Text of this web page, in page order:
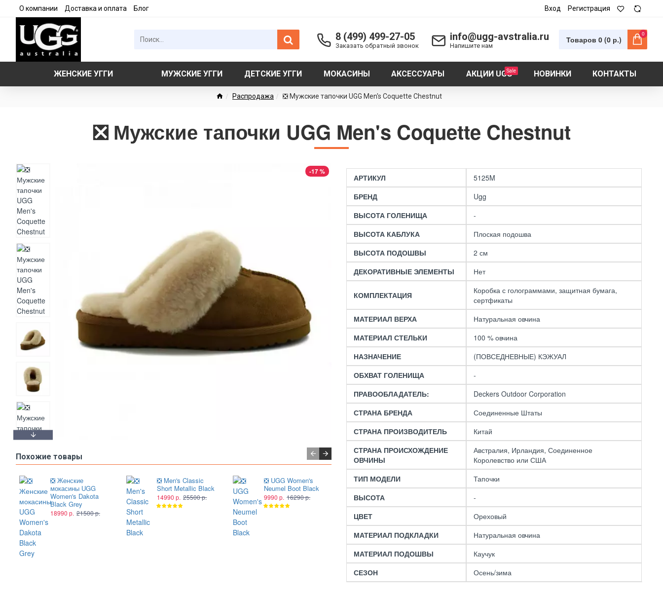
О компании Доставка и оплата Блог Вход Регистрация
8 (499) 499-27-05
Заказать обратный звонок
info@ugg-avstralia.ru
Напишите нам
Товаров 0 (0 р.)
0
ЖЕНСКИЕ УГГИ МУЖСКИЕ УГГИ ДЕТСКИЕ УГГИ МОКАСИНЫ АКСЕССУАРЫ АКЦИИ UGGSale НОВИНКИ КОНТАКТЫ
Распродажа ❎ Мужские тапочки UGG Men's Coquette Chestnut
❎ Мужские тапочки UGG Men's Coquette Chestnut
-17 %
Похожие товары
❎ Женские
мокасины UGG
Women's Dakota
Black Grey
18990 р. 21500 р.
❎ Men's Classic
Short Metallic Black
14990 р. 25500 р.
❎ UGG Women's
Neumel Boot Black
9990 р. 16290 р.
❎ Женские ботинки
UGG Women's
Neumel Boot Black
Leather
9990 р.
❎ Женские ботинки
UGG Women's
Chestnut
9990 р. 16290 р.
АРТИКУЛ
5125M
БРЕНД
Ugg
ВЫСОТА ГОЛЕНИЩА
-
ВЫСОТА КАБЛУКА
Плоская подошва
ВЫСОТА ПОДОШВЫ
2 см
ДЕКОРАТИВНЫЕ ЭЛЕМЕНТЫ
Нет
КОМПЛЕКТАЦИЯ
Коробка с голограммами, защитная бумага,
сертфикаты
МАТЕРИАЛ ВЕРХА
Натуральная овчина
МАТЕРИАЛ СТЕЛЬКИ
100 % овчина
НАЗНАЧЕНИЕ
(ПОВСЕДНЕВНЫЕ) КЭЖУАЛ
ОБХВАТ ГОЛЕНИЩА
-
ПРАВООБЛАДАТЕЛЬ:
Deckers Outdoor Corporation
СТРАНА БРЕНДА
Соединенные Штаты
СТРАНА ПРОИЗВОДИТЕЛЬ
Китай
СТРАНА ПРОИСХОЖДЕНИЕ
ОВЧИНЫ
Австралия, Ирландия, Соединенное
Королевство или США
ТИП МОДЕЛИ
Тапочки
ВЫСОТА
-
ЦВЕТ
Ореховый
МАТЕРИАЛ ПОДКЛАДКИ
Натуральная овчина
МАТЕРИАЛ ПОДОШВЫ
Каучук
СЕЗОН
Осень/зима